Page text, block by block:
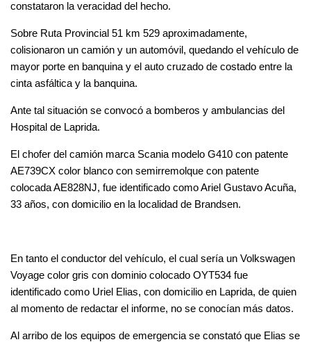
constataron la veracidad del hecho.
Sobre Ruta Provincial 51 km 529 aproximadamente,
colisionaron un camión y un automóvil, quedando el vehículo de
mayor porte en banquina y el auto cruzado de costado entre la
cinta asfáltica y la banquina.
Ante tal situación se convocó a bomberos y ambulancias del
Hospital de Laprida.
El chofer del camión marca Scania modelo G410 con patente
AE739CX color blanco con semirremolque con patente
colocada AE828NJ, fue identificado como Ariel Gustavo Acuña,
33 años, con domicilio en la localidad de Brandsen.
En tanto el conductor del vehículo, el cual sería un Volkswagen
Voyage color gris con dominio colocado OYT534 fue
identificado como Uriel Elias, con domicilio en Laprida, de quien
al momento de redactar el informe, no se conocían más datos.
Al arribo de los equipos de emergencia se constató que Elias se